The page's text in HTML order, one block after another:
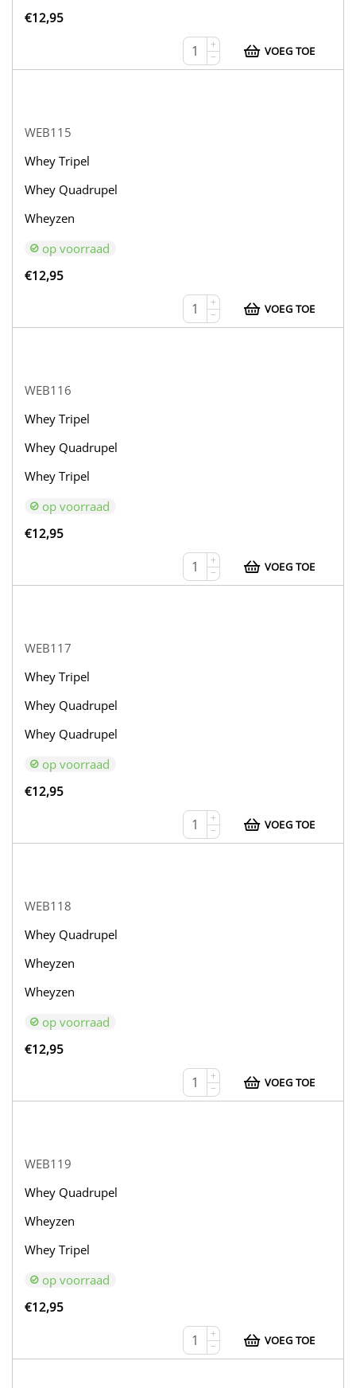
€12,95
+
−
VOEG TOE
WEB115
Whey Tripel
Whey Quadrupel
Wheyzen
op voorraad
€12,95
+
−
VOEG TOE
WEB116
Whey Tripel
Whey Quadrupel
Whey Tripel
op voorraad
€12,95
+
−
VOEG TOE
WEB117
Whey Tripel
Whey Quadrupel
Whey Quadrupel
op voorraad
€12,95
+
−
VOEG TOE
WEB118
Whey Quadrupel
Wheyzen
Wheyzen
op voorraad
€12,95
+
−
VOEG TOE
WEB119
Whey Quadrupel
Wheyzen
Whey Tripel
op voorraad
€12,95
+
−
VOEG TOE